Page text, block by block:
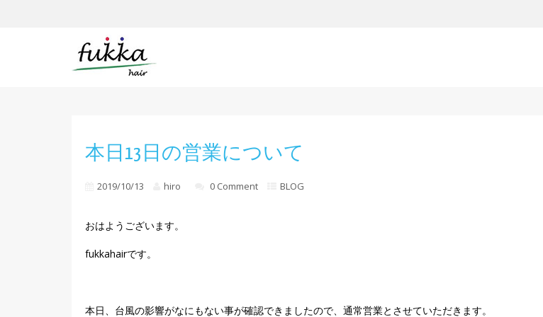
本日13日の営業について
2019/10/13 hiro 0 Comment BLOG
おはようございます。
fukkahairです。
本日、台風の影響がなにもない事が確認できましたので、通常営業とさせていただきます。